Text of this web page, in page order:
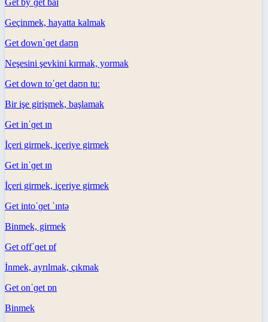
Geçinmek, hayatta kalmak
Get downˈɡet daʊn
Neşesini şevkini kırmak, yormak
Get down toˈɡet daʊn tuː
Bir işe girişmek, başlamak
Get inˈɡet ɪn
İçeri girmek, içeriye girmek
Get inˈɡet ɪn
İçeri girmek, içeriye girmek
Get intoˈɡet ˈɪntə
Binmek, girmek
Get offˈɡet ɒf
İnmek, ayrılmak, çıkmak
Get onˈɡet ɒn
Binmek